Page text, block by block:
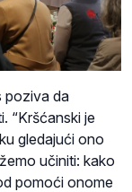
poziva da
“Kršćanski je
gledajući ono
učiniti: kako
pomoći onome